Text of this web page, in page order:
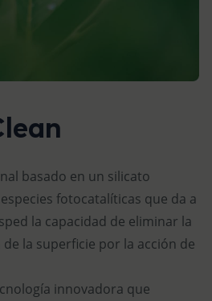
basado en un silicato
fotocatalíticas que da a
la capacidad de eliminar la
la superficie por la acción de
innovadora que